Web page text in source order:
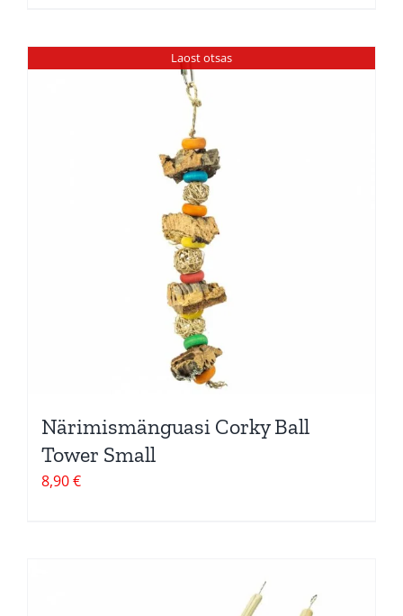
Laost otsas
Närimismänguasi Corky Ball
Tower Small
8,90€